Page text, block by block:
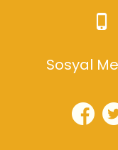
Sosyal